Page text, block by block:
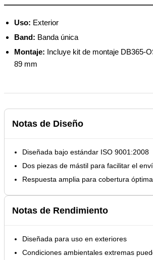
Uso: Exterior
Band: Banda única
Montaje: Incluye kit de montaje DB365-
89 mm
Notas de Diseño
Diseñada bajo estándar ISO 9001:2008
Dos piezas de mástil para facilitar el
Respuesta amplia para cobertura óptima
Notas de Rendimiento
Diseñada para uso en exteriores
Condiciones ambientales extremas